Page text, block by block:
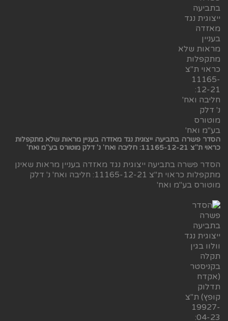
הסדר פשרה בתביעה ייצוגית נגד מאזדה בעניין מראות שלא מתקפלות
כראוי ת"צ 11165-12-21: חליבה ואח' נ' דלק מוטורס בע"מ ואח'
הסדר פשרה בתביעה ייצוגית נגד מאזדה בעניין מראות שאינן
מתקפלות כראוי ת"צ 11165-12-21: חליבה ואח' נ' דלק
מוטורס בע"מ ואח'